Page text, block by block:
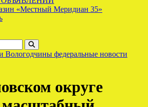
«Местный Меридиан 35»
Вологодчины федеральные новости
округе